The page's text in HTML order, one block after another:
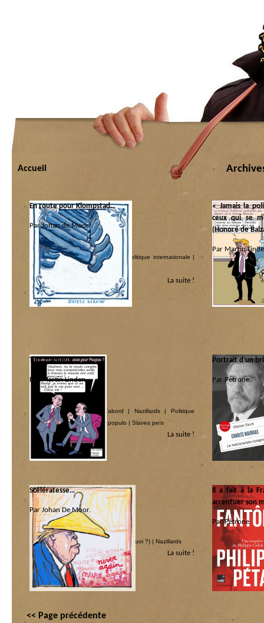
Accueil
En route pour Klompstad…
Par Johan de Moor.
Catégorie :
Les coquins d’abord|Nazillards Politique internationale |
Populisme & populo
La suite !
« Jamais la
ceux qui se
(Honoré de
Par Martin
Catégorie :
America !
Politique
Turc truqueur…
Par Martin Linden.
Catégorie :
Allah là| Les coquins d’abord | Nazillards|Politique
internationale
|Populisme & populo | Slaves peïs
La suite !
Portrait d’un
Par Pétrone.
Catégorie :
Libri|
Scélératesse…
Par Johan De Moor.
Catégorie :
America ! America !
Jésus crie (mais quoi ?) | Nazillards
La suite !
Il a fait à la
accentuer son
Par Pétrone.
Catégorie :
Bios| Cogito
<< Page précédente